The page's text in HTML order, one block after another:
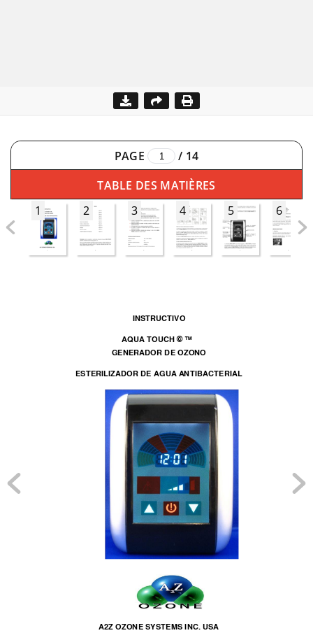
PAGE / 14
TABLE DES MATIÈRES
1
2 3 4 5 6
INSTRUCTIVO
AQUA TOUCH © TM
GENERADOR DE OZONO
ESTERILIZADOR DE AGUA ANTIBACTERIAL
A2Z OZONE SYSTEMS INC. USA